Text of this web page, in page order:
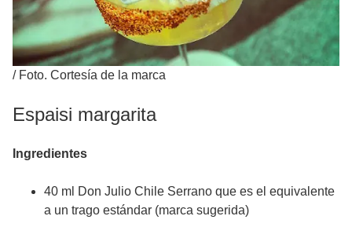
/ Foto. Cortesía de la marca
Espaisi margarita
Ingredientes
40 ml Don Julio Chile Serrano que es el equivalente
a un trago estándar (marca sugerida)